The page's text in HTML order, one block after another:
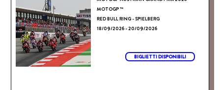
MOTOGP ™
RED BULL RING - SPIELBERG
18/09/2026 - 20/09/2026
BIGLIETTI DISPONIBILI